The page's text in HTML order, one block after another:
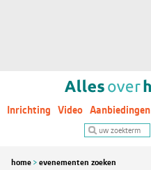
Inrichting Video Aanbiedingen
home evenementen zoeken